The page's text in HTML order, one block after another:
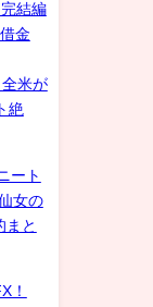
結編
金
米が
絶
ート
女の
まと
！